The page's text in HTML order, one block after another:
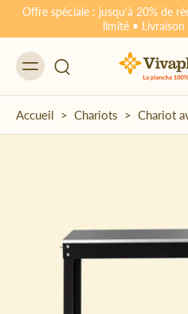
Offre spéciale : jusqu'à 20% de
limité •
Accueil > Chariots > Chariot